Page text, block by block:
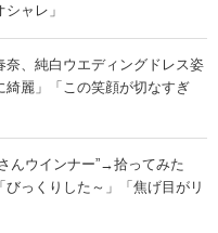
ャレ」
奈、純白ウエディングドレス姿
綺麗」「この笑顔が切なすぎ
んウインナー”→拾ってみた
っくりした～」「焦げ目がリ